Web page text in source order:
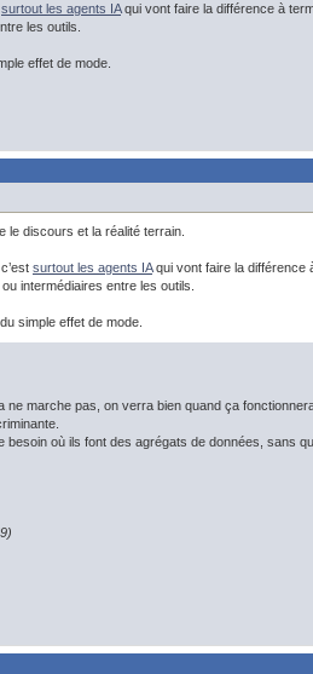
surtout les agents IAqui vont faire la différence à
les outils.
effet de mode.
le discours et la réalité terrain.
surtout les agents IAqui vont faire la différence
intermédiaires entre les outils.
simple effet de mode.
marche pas, on verra bien quand ça
où ils font des agrégats de données, sans